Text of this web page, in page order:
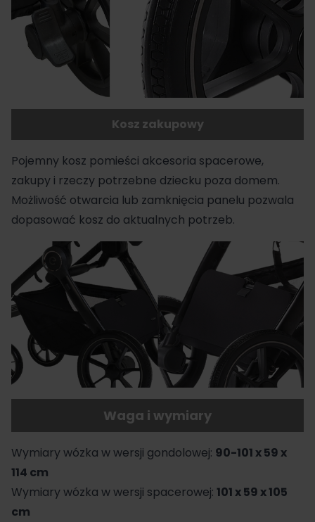
Kosz zakupowy
Pojemny kosz pomieści akcesoria spacerowe,
zakupy i rzeczy potrzebne dziecku poza domem.
Możliwość otwarcia lub zamknięcia panelu pozwala
dopasować kosz do aktualnych potrzeb.
Waga i wymiary
Wymiary wózka w wersji gondolowej: 90-101 x 59 x
114 cm
Wymiary wózka w wersji spacerowej: 101 x 59 x 105
cm